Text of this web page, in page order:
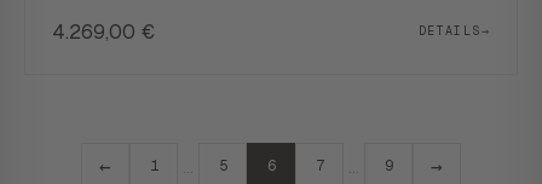
4.269,00 € DETAILS→
← 1 … 5 6 7 … 9 →